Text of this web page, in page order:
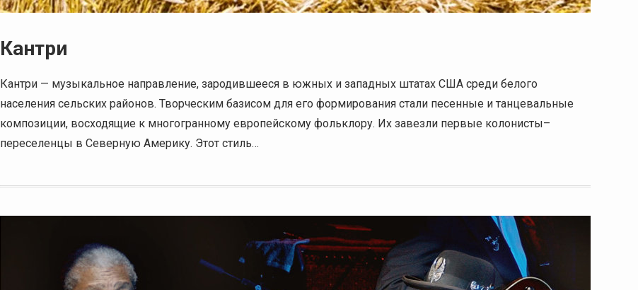
Кантри
Кантри — музыкальное направление, зародившееся в южных и западных штатах США среди белого
населения сельских районов. Творческим базисом для его формирования стали песенные и танцевальные
композиции, восходящие к многогранному европейскому фольклору. Их завезли первые колонисты–
переселенцы в Северную Америку. Этот стиль…